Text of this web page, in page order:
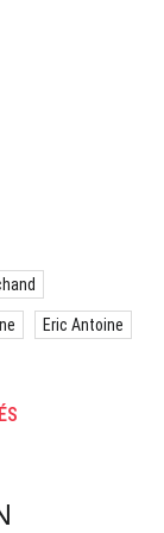
Eric Antoine